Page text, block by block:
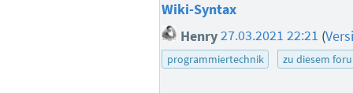
Wiki-Syntax
Henry27.03.2021 22:21 (
programmiertechnik zu diesem